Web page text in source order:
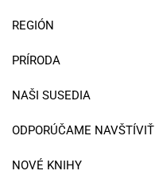
REGIÓN
PRÍRODA
NAŠI SUSEDIA
ODPORÚČAME NAVŠTÍVIŤ
NOVÉ KNIHY